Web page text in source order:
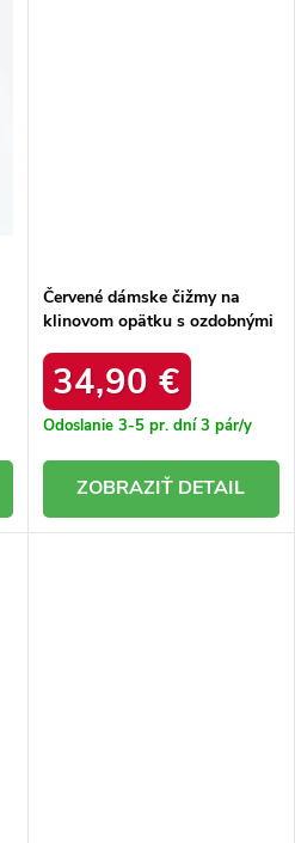
Červené dámske čižmy na
klinovom opätku s ozdobnými
WINE RED
34,90 €
Odoslanie 3-5 pr. dní3 pár/y
DETAIL